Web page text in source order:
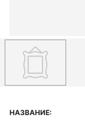
НАЗВАНИЕ: